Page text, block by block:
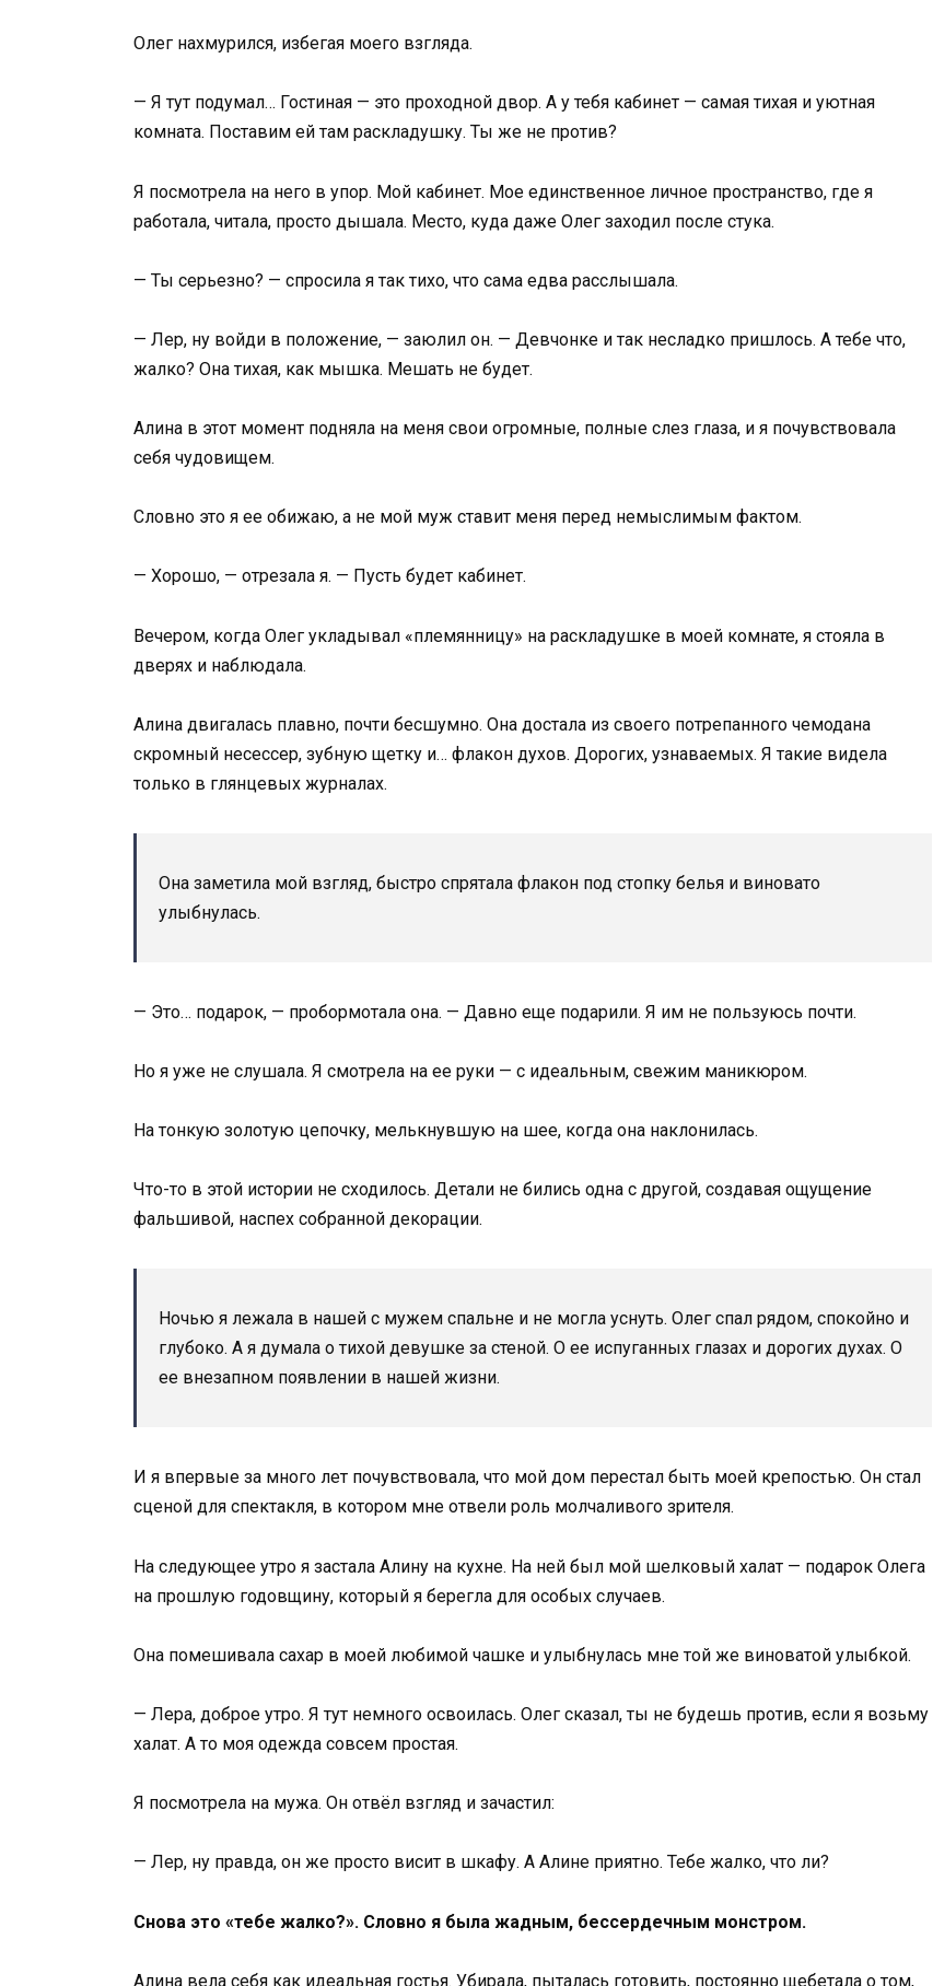
Олег нахмурился, избегая моего взгляда.
— Я тут подумал… Гостиная — это проходной двор. А у тебя кабинет — самая тихая и уютная
комната. Поставим ей там раскладушку. Ты же не против?
Я посмотрела на него в упор. Мой кабинет. Мое единственное личное пространство, где я
работала, читала, просто дышала. Место, куда даже Олег заходил после стука.
— Ты серьезно? — спросила я так тихо, что сама едва расслышала.
— Лер, ну войди в положение, — заюлил он. — Девчонке и так несладко пришлось. А тебе что,
жалко? Она тихая, как мышка. Мешать не будет.
Алина в этот момент подняла на меня свои огромные, полные слез глаза, и я почувствовала
себя чудовищем.
Словно это я ее обижаю, а не мой муж ставит меня перед немыслимым фактом.
— Хорошо, — отрезала я. — Пусть будет кабинет.
Вечером, когда Олег укладывал «племянницу» на раскладушке в моей комнате, я стояла в
дверях и наблюдала.
Алина двигалась плавно, почти бесшумно. Она достала из своего потрепанного чемодана
скромный несессер, зубную щетку и… флакон духов. Дорогих, узнаваемых. Я такие видела
только в глянцевых журналах.
Она заметила мой взгляд, быстро спрятала флакон под стопку белья и виновато
улыбнулась.
— Это… подарок, — пробормотала она. — Давно еще подарили. Я им не пользуюсь почти.
Но я уже не слушала. Я смотрела на ее руки — с идеальным, свежим маникюром.
На тонкую золотую цепочку, мелькнувшую на шее, когда она наклонилась.
Что-то в этой истории не сходилось. Детали не бились одна с другой, создавая ощущение
фальшивой, наспех собранной декорации.
Ночью я лежала в нашей с мужем спальне и не могла уснуть. Олег спал рядом, спокойно и
глубоко. А я думала о тихой девушке за стеной. О ее испуганных глазах и дорогих духах. О
ее внезапном появлении в нашей жизни.
И я впервые за много лет почувствовала, что мой дом перестал быть моей крепостью. Он стал
сценой для спектакля, в котором мне отвели роль молчаливого зрителя.
На следующее утро я застала Алину на кухне. На ней был мой шелковый халат — подарок Олега
на прошлую годовщину, который я берегла для особых случаев.
Она помешивала сахар в моей любимой чашке и улыбнулась мне той же виноватой улыбкой.
— Лера, доброе утро. Я тут немного освоилась. Олег сказал, ты не будешь против, если я возьму
халат. А то моя одежда совсем простая.
Я посмотрела на мужа. Он отвёл взгляд и зачастил:
— Лер, ну правда, он же просто висит в шкафу. А Алине приятно. Тебе жалко, что ли?
Снова это «тебе жалко?». Словно я была жадным, бессердечным монстром.
Алина вела себя как идеальная гостья. Убирала, пыталась готовить, постоянно щебетала о том,